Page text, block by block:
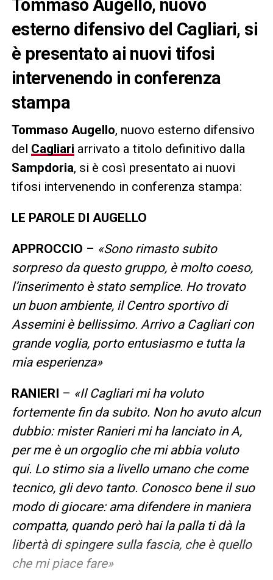
Tommaso Augello, nuovo
esterno difensivo del Cagliari, si
è presentato ai nuovi tifosi
intervenendo in conferenza
stampa
Tommaso Augello, nuovo esterno difensivo
del Cagliari arrivato a titolo definitivo dalla
Sampdoria, si è così presentato ai nuovi
tifosi intervenendo in conferenza stampa:
LE PAROLE DI AUGELLO
APPROCCIO – «Sono rimasto subito
sorpreso da questo gruppo, è molto coeso,
l’inserimento è stato semplice. Ho trovato
un buon ambiente, il Centro sportivo di
Assemini è bellissimo. Arrivo a Cagliari con
grande voglia, porto entusiasmo e tutta la
mia esperienza»
RANIERI – «Il Cagliari mi ha voluto
fortemente fin da subito. Non ho avuto alcun
dubbio: mister Ranieri mi ha lanciato in A,
per me è un orgoglio che mi abbia voluto
qui. Lo stimo sia a livello umano che come
tecnico, gli devo tanto. Conosco bene il suo
modo di giocare: ama difendere in maniera
compatta, quando però hai la palla ti dà la
libertà di spingere sulla fascia, che è quello
che mi piace fare»